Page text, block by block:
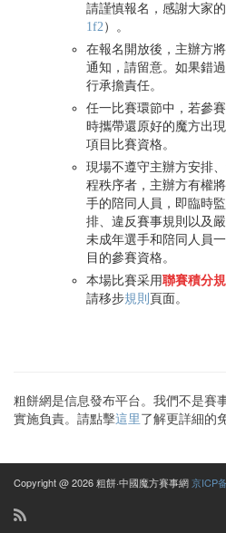
請謹慎報名，感謝大家
1f2 ）。
在報名開放後，主辦方
通知，請留意。如果錯
行承擔責任。
任一比賽環節中，若參
時攜帶還原好的魔方出
項目比賽資格。
現場不遵守主辦方安排
程秩序者，主辦方有權
手的陪同人員，即臨時
排、違反賽事規則以及
未成年選手和陪同人員
目的參賽資格。
本場比賽采用聯賽積分規
請移步規則 頁面。
粗餅網是信息發布平台。我們不是賽
實施負責。請點擊這里了解更詳細的
Copyright @ 2026 粗餅·中國魔方賽事網京ICP